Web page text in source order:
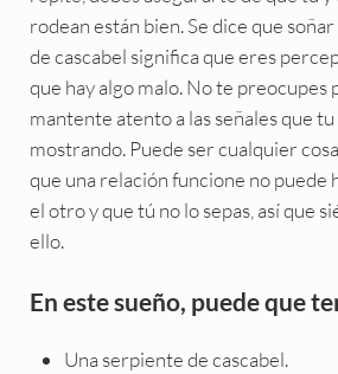
rodean están bien. Se dice que
de cascabel significa que eres
que hay algo malo. No te preocupes
mantente atento a las señales que
mostrando. Puede ser cualquier
que una relación funcione no puede
el otro y que tú no lo sepas, así que
ello.
En este sueño, puede que
Una serpiente de cascabel.